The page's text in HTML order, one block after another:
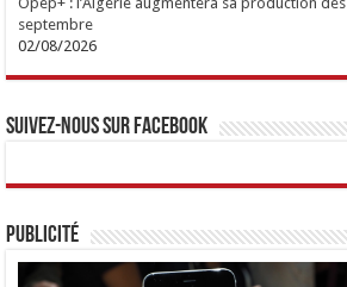
septembre
02/08/2026
Suivez-nous sur Facebook
Publicité